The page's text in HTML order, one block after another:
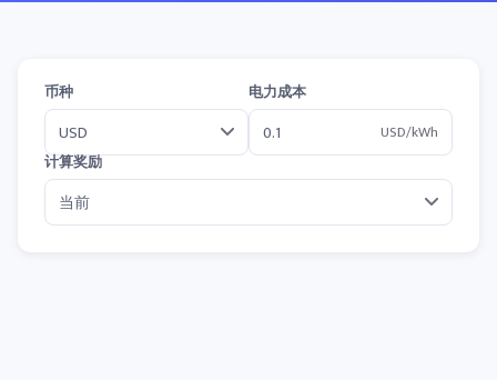
币种
电力成本
USD/kWh
计算奖励